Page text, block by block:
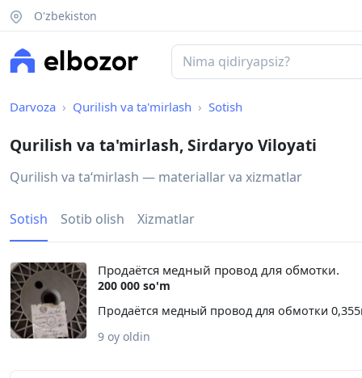
O'zbekiston
Darvoza Qurilish va ta'mirlash Sotish
Qurilish va ta'mirlash, Sirdaryo Viloyati
Qurilish va taʻmirlash — materiallar va xizmatlar
Sotish Sotib olish Xizmatlar
Продаётся медный провод для обмотки.
200 000 so'm
Продаётся медный провод для обмотки
9 oy oldin